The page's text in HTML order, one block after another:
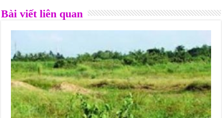
Bài viết liên quan